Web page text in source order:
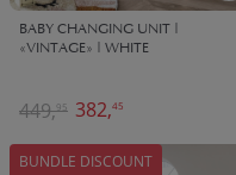
BABY CHANGING UNIT |
«VINTAGE» | WHITE
382,45
449,95
BUNDLE DISCOUNT